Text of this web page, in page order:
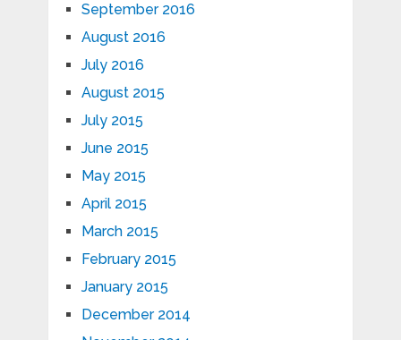
September 2016
August 2016
July 2016
August 2015
July 2015
June 2015
May 2015
April 2015
March 2015
February 2015
January 2015
December 2014